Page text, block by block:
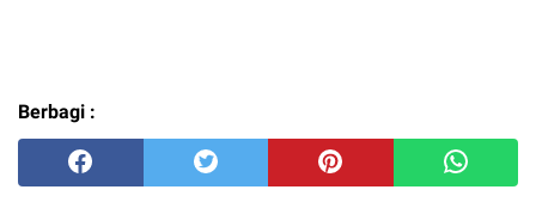
Berbagi :